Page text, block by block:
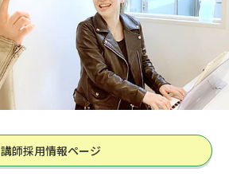
講師採用情報ページ